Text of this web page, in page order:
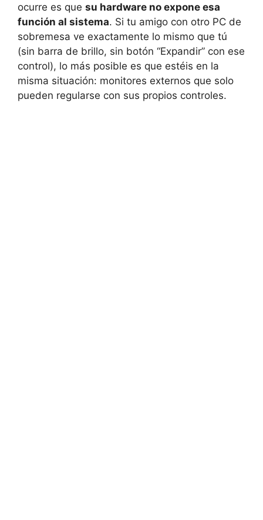
ocurre es que su hardware no expone esa
función al sistema. Si tu amigo con otro PC de
sobremesa ve exactamente lo mismo que tú
(sin barra de brillo, sin botón “Expandir” con ese
control), lo más posible es que estéis en la
misma situación: monitores externos que solo
pueden regularse con sus propios controles.